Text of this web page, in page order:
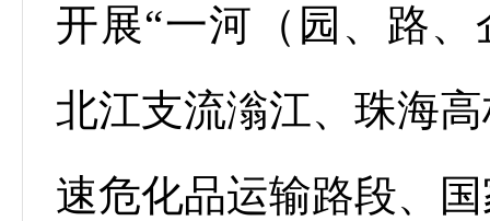
开展“一河（园、路
北江支流滃江、珠海
速危化品运输路段、